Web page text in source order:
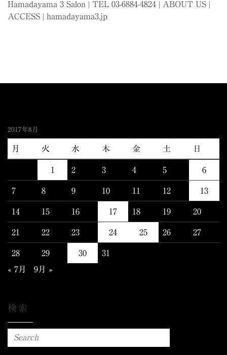
Hamadayama 3 Salon | TEL 03-6884-4824 | ABOUT US |
ACCESS | hamadayama3.jp
2017年8月
月 火 水 木 金 土 日
1 2 3 4 5 6
7 8 9 10 11 12 13
14 15 16 17 18 19 20
21 22 23 24 25 26 27
28 29 30
31
« 7月
9月 »
検索